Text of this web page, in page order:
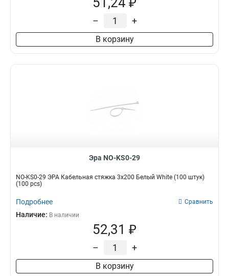
– +
В корзину
Эра NO-KS0-29
NO-KS0-29 ЭРА Кабельная стяжка 3x200 Белый White (100 штук)
(100 pcs)
Подробнее Сравнить
Наличие: В наличии
52,31 ₽
– +
В корзину